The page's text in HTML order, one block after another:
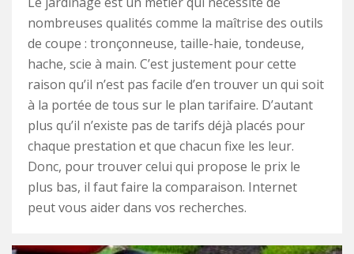
nombreuses qualités comme la maîtrise des outils
de coupe : tronçonneuse, taille-haie, tondeuse,
hache, scie à main. C’est justement pour cette
raison qu’il n’est pas facile d’en trouver un qui soit
à la portée de tous sur le plan tarifaire. D’autant
plus qu’il n’existe pas de tarifs déjà placés pour
chaque prestation et que chacun fixe les leur.
Donc, pour trouver celui qui propose le prix le
plus bas, il faut faire la comparaison. Internet
peut vous aider dans vos recherches.